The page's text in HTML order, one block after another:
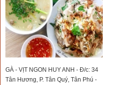
GÀ - VỊT NGON HUY ANH - Đ/c: 34
Tân Hương, P. Tân Quý, Tân Phú -